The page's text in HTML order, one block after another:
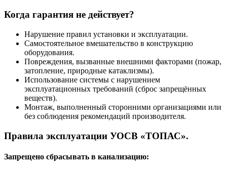
Когда гарантия не действует?
Нарушение правил установки и эксплуатации.
Самостоятельное вмешательство в конструкцию
оборудования.
Повреждения, вызванные внешними факторами (пожар,
затопление, природные катаклизмы).
Использование системы с нарушением
эксплуатационных требований (сброс запрещённых
веществ).
Монтаж, выполненный сторонними организациями или
без соблюдения рекомендаций производителя.
Правила эксплуатации УОСВ «ТОПАС».
Запрещено сбрасывать в канализацию: